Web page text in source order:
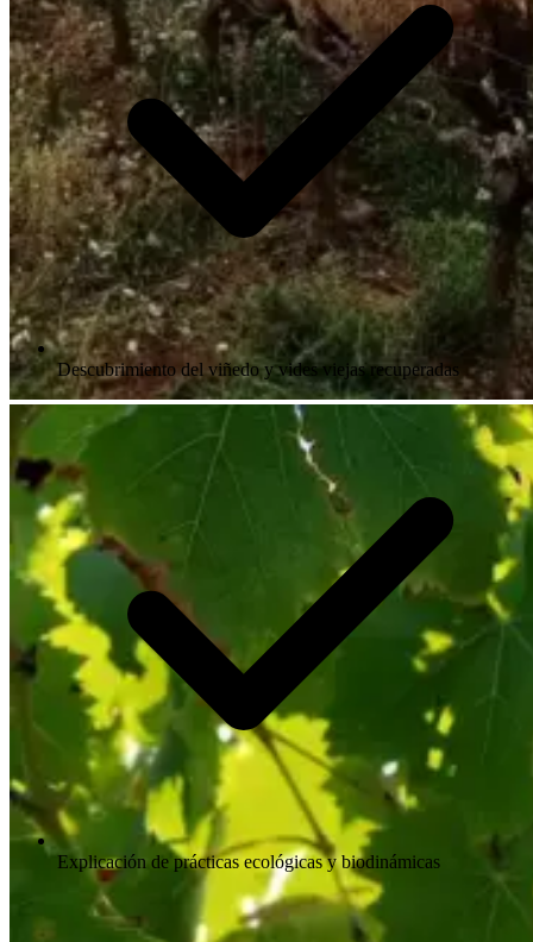
Descubrimiento del viñedo y vides viejas recuperadas
Explicación de prácticas ecológicas y biodinámicas